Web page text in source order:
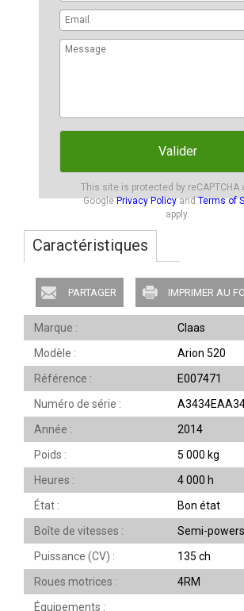
Caractéristiques
PARTAGER IMPRIMER AU
Marque
Claas
Modèle
Arion 520
Référence
E007471
Numéro de série
Année
2014
Poids
5 000 kg
Heures
4 000 h
État
Bon état
Boîte de vitesses
Semi-
Puissance (CV)
135 ch
Roues motrices
4RM
Équipements
Valider
This site is protected by reCAPTCHA
GooglePrivacy PolicyandTerms of
apply.